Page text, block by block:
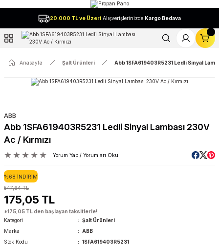
20.000 TL ve Üzeri Alışverişlerinizde Kargo Bedava
Anasayfa Şalt Ürünleri Abb 1SFA619403R5231 Ledli Sinyal
ABB
Abb 1SFA619403R5231 Ledli Sinyal Lambası 230V
Ac / Kırmızı
Yorum Yap / Yorumları Oku
%68 İNDİRİM
547,64 TL
175,05 TL
*175,05 TL den başlayan taksitlerle!
Kategori
Şalt Ürünleri
Marka
ABB
Stok Kodu
1SFA619403R5231